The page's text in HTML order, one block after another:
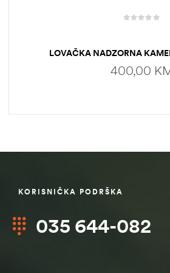
LOVAČKA NADZORNA
400,00
KORISNIČKA PODRŠKA
035 644-082